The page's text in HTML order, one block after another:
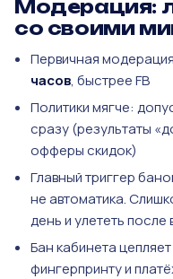
Модерация:
со своими
Первичная
часов, быстрее FB
Политики мягче:
сразу (результаты
офферы скидок)
Главный триггер
не автоматика.
день и улететь
Бан кабинета
фингерпринту и